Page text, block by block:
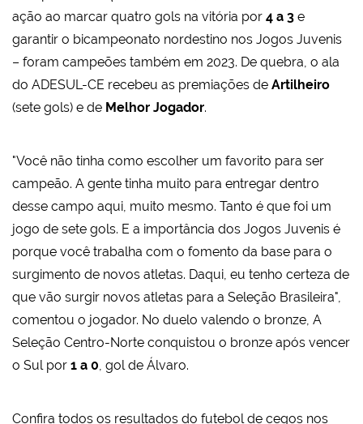
ação ao marcar quatro gols na vitória por 4 a 3 e
garantir o bicampeonato nordestino nos Jogos Juvenis
– foram campeões também em 2023. De quebra, o ala
do ADESUL-CE recebeu as premiações de Artilheiro
(sete gols) e de Melhor Jogador.
"Você não tinha como escolher um favorito para ser
campeão. A gente tinha muito para entregar dentro
desse campo aqui, muito mesmo. Tanto é que foi um
jogo de sete gols. E a importância dos Jogos Juvenis é
porque você trabalha com o fomento da base para o
surgimento de novos atletas. Daqui, eu tenho certeza de
que vão surgir novos atletas para a Seleção Brasileira",
comentou o jogador. No duelo valendo o bronze, A
Seleção Centro-Norte conquistou o bronze após vencer
o Sul por 1 a 0, gol de Álvaro.
Confira todos os resultados do futebol de cegos nos